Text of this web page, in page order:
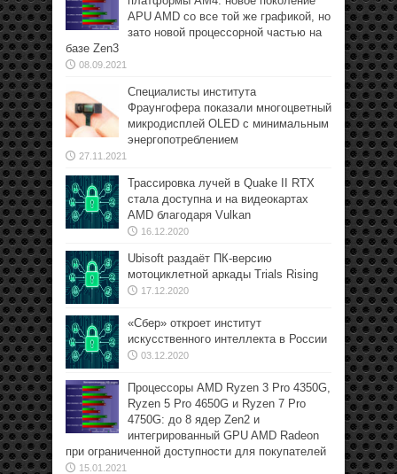
APU AMD со все той же графикой, но
зато новой процессорной частью на
базе Zen3
08.09.2021
Специалисты института
Фраунгофера показали многоцветный
микродисплей OLED с минимальным
энергопотреблением
27.11.2021
Трассировка лучей в Quake II RTX
стала доступна и на видеокартах
AMD благодаря Vulkan
16.12.2020
Ubisoft раздаёт ПК-версию
мотоциклетной аркады Trials Rising
17.12.2020
«Сбер» откроет институт
искусственного интеллекта в России
03.12.2020
Процессоры AMD Ryzen 3 Pro 4350G,
Ryzen 5 Pro 4650G и Ryzen 7 Pro
4750G: до 8 ядер Zen2 и
интегрированный GPU AMD Radeon
при ограниченной доступности для покупателей
15.01.2021